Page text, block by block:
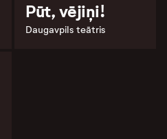
Pūt, vējiņi!
Daugavpils teātris